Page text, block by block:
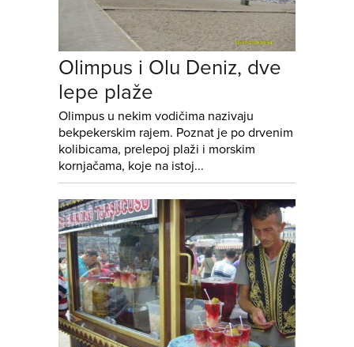
Olimpus i Olu Deniz, dve
lepe plaže
Olimpus u nekim vodičima nazivaju
bekpekerskim rajem. Poznat je po drvenim
kolibicama, prelepoj plaži i morskim
kornjačama, koje na istoj...